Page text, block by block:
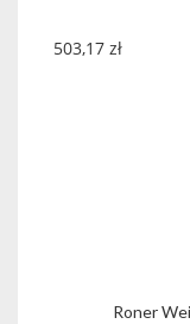
Roner
503,17 zł